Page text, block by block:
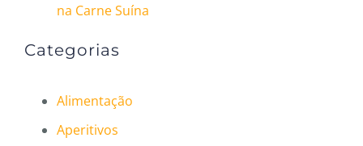
na Carne Suína
Categorias
Alimentação
Aperitivos